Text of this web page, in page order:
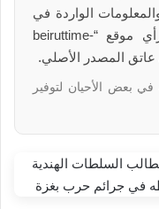
والمعلومات الواردة في
هذا المقال لا تعبر بالضرورة عن رأي موقع “beiruttime-
في بعض الأحيان لتوفير